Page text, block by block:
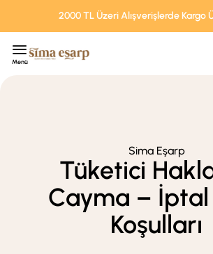
2000 TL Üzeri Alışverişlerde Kargo
Menü
Sima Eşarp
Tüketici
Cayma –
Koşulları